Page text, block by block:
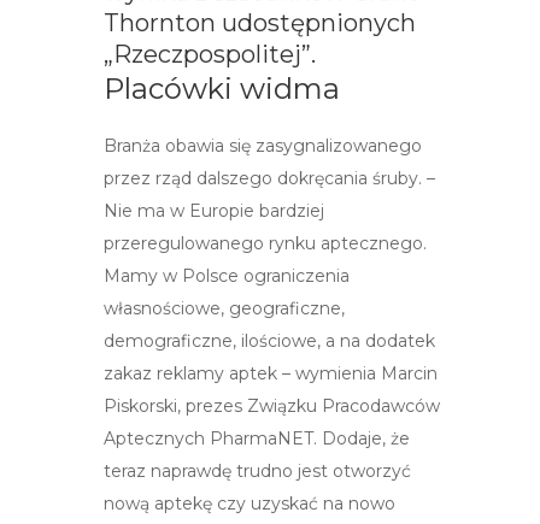
Thornton udostępnionych
„Rzeczpospolitej”.
Placówki widma
Branża obawia się zasygnalizowanego
przez rząd dalszego dokręcania śruby. –
Nie ma w Europie bardziej
przeregulowanego rynku aptecznego.
Mamy w Polsce ograniczenia
własnościowe, geograficzne,
demograficzne, ilościowe, a na dodatek
zakaz reklamy aptek – wymienia Marcin
Piskorski, prezes Związku Pracodawców
Aptecznych PharmaNET. Dodaje, że
teraz naprawdę trudno jest otworzyć
nową aptekę czy uzyskać na nowo